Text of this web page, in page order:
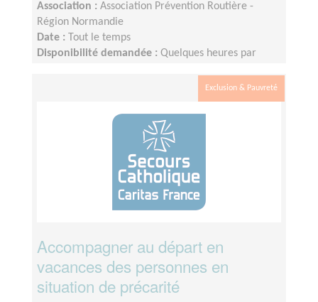
Association : Association Prévention Routière -
Région Normandie
Date :
Tout le temps
Disponibilité demandée : Quelques heures par
Exclusion & Pauvreté
Accompagner au départ en
vacances des personnes en
situation de précarité